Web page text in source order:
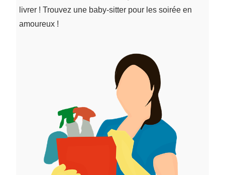
livrer ! Trouvez une baby-sitter pour les soirée en
amoureux !